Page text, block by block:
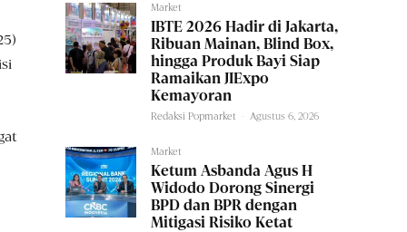
Market
IBTE 2026 Hadir di Jakarta,
Ribuan Mainan, Blind Box,
hingga Produk Bayi Siap
Ramaikan JIExpo
Kemayoran
Redaksi Popmarket Agustus 6, 2026
Market
Ketum Asbanda Agus H
Widodo Dorong Sinergi
BPD dan BPR dengan
Mitigasi Risiko Ketat